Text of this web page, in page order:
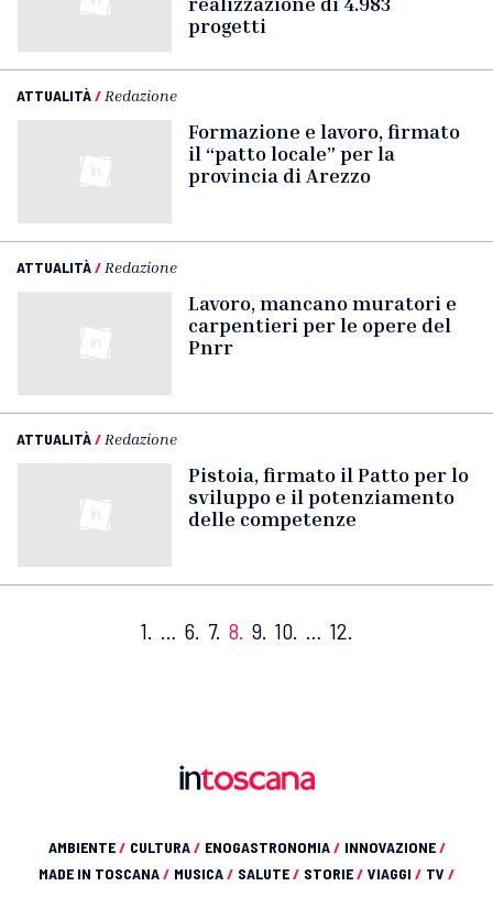
progetti
ATTUALITÀ/ Redazione
Formazione e lavoro, firmato
il “patto locale” per la
provincia di Arezzo
ATTUALITÀ/ Redazione
Lavoro, mancano muratori e
carpentieri per le opere del
Pnrr
ATTUALITÀ/ Redazione
Pistoia, firmato il Patto per lo
sviluppo e il potenziamento
delle competenze
1. … 6. 7. 8. 9. 10. … 12.
AMBIENTE/ CULTURA/ ENOGASTRONOMIA/ INNOVAZIONE/
MADE IN TOSCANA/ MUSICA/ SALUTE/ STORIE/ VIAGGI / TV /